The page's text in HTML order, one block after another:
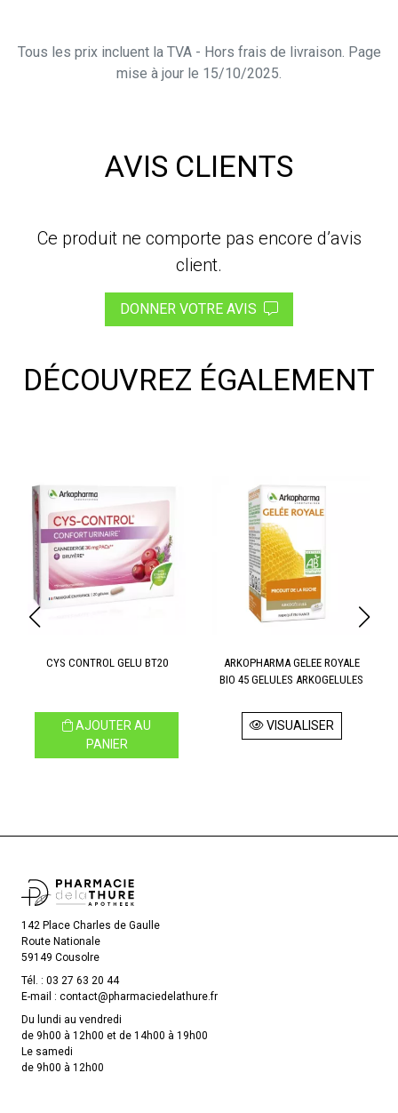
Tous les prix incluent la TVA - Hors frais de livraison. Page
mise à jour le 15/10/2025.
AVIS CLIENTS
Ce produit ne comporte pas encore d’avis
client.
DONNER VOTRE AVIS
DÉCOUVREZ ÉGALEMENT
CYS CONTROL GELU BT20
AJOUTER AU
PANIER
ARKOPHARMA GELEE ROYALE
BIO 45 GELULES ARKOGELULES
VISUALISER
142 Place Charles de Gaulle
Route Nationale
59149 Cousolre
Tél. : 03 27 63 20 44
E-mail : contact@pharmaciedelathure.fr
Du lundi au vendredi
de 9h00 à 12h00 et de 14h00 à 19h00
Le samedi
de 9h00 à 12h00